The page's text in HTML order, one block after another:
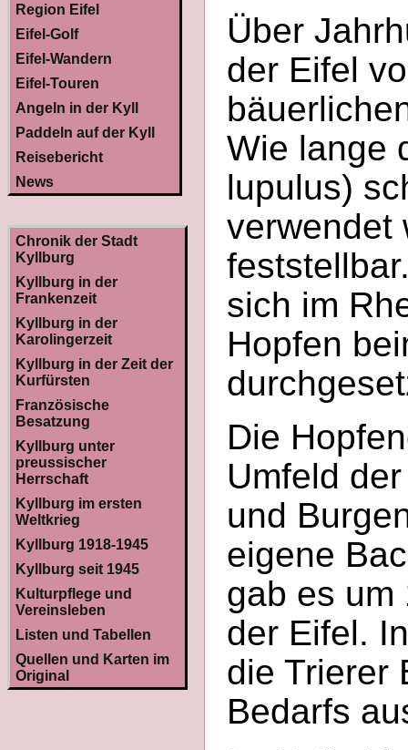
Region Eifel
Eifel-Golf
Eifel-Wandern
Eifel-Touren
Angeln in der Kyll
Paddeln auf der Kyll
Reisebericht
News
Chronik der Stadt
Kyllburg
Kyllburg in der
Frankenzeit
Kyllburg in der
Karolingerzeit
Kyllburg in der Zeit der
Kurfürsten
Französische
Besatzung
Kyllburg unter
preussischer
Herrschaft
Kyllburg im ersten
Weltkrieg
Kyllburg 1918-1945
Kyllburg seit 1945
Kulturpflege und
Vereinsleben
Listen und Tabellen
Quellen und Karten im
Original
Über
der Eifel
Wie lange
lupulus)
verwendet
sich im
Hopfen
Die
Umfeld
und
eigene
gab es um
der Eifel.
die Trierer
Bedarfs